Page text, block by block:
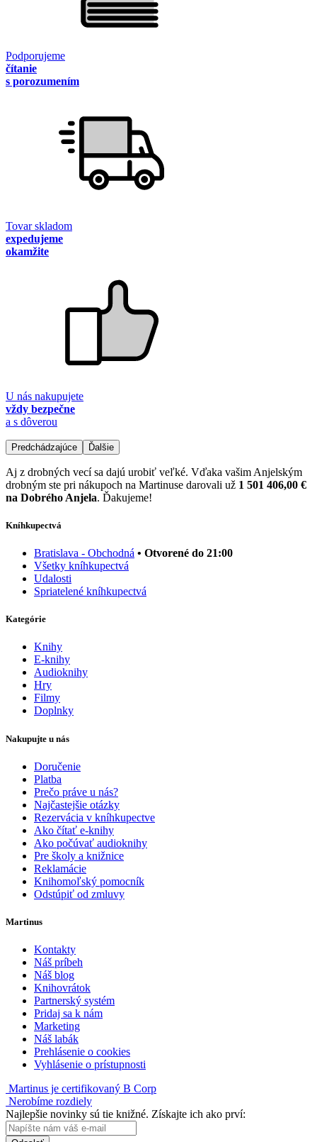
Podporujeme
čítanie
s porozumením
Tovar skladom
expedujeme
okamžite
U nás nakupujete
vždy bezpečne
a s dôverou
Predchádzajúce Ďalšie
Aj z drobných vecí sa dajú urobiť veľké. Vďaka vašim Anjelským
drobným ste pri nákupoch na Martinuse darovali už 1 501 406,00 €
na Dobrého Anjela. Ďakujeme!
Kníhkupectvá
Bratislava - Obchodná • Otvorené do 21:00
Všetky kníhkupectvá
Udalosti
Spriatelené kníhkupectvá
Kategórie
Knihy
E-knihy
Audioknihy
Hry
Filmy
Doplnky
Nakupujte u nás
Doručenie
Platba
Prečo práve u nás?
Najčastejšie otázky
Rezervácia v kníhkupectve
Ako čítať e-knihy
Ako počúvať audioknihy
Pre školy a knižnice
Reklamácie
Knihomoľský pomocník
Odstúpiť od zmluvy
Martinus
Kontakty
Náš príbeh
Náš blog
Knihovrátok
Partnerský systém
Pridaj sa k nám
Marketing
Náš labák
Prehlásenie o cookies
Vyhlásenie o prístupnosti
Martinus je certifikovaný B Corp
Nerobíme rozdiely
Najlepšie novinky sú tie knižné. Získajte ich ako prví: